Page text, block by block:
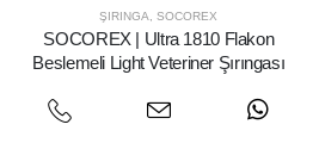
ŞIRINGA,SOCOREX
SOCOREX | Ultra 1810 Flakon
Beslemeli Light Veteriner Şırıngası